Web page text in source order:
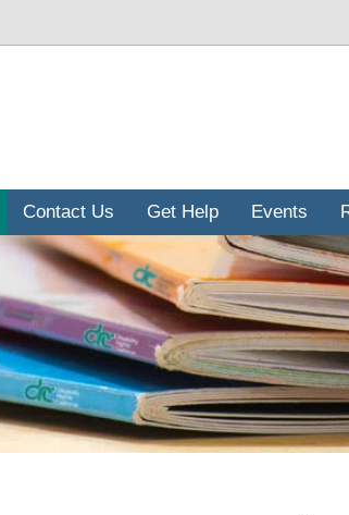
Events
Get Help
Contact Us